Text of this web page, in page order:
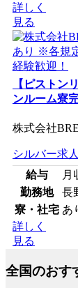
詳しく
見る
【ピストン
ンルーム寮
株式会社
シルバー求人
給与
月
勤務地
長
寮・社宅 あ
詳しく
見る
全国のおす